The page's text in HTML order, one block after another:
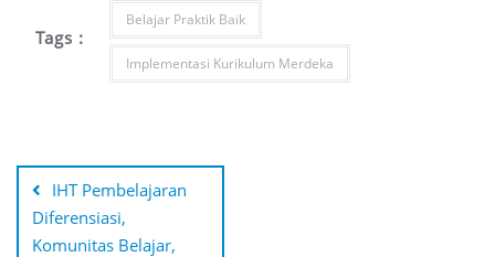
Tags :
Belajar Praktik Baik
Implementasi Kurikulum Merdeka
navigation
IHT Pembelajaran
Diferensiasi,
Komunitas Belajar,